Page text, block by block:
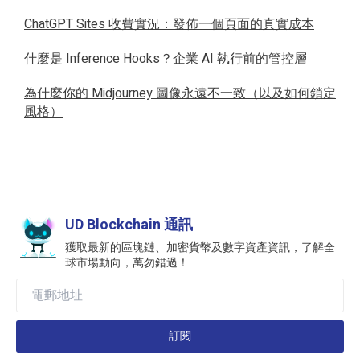
ChatGPT Sites 收費實況：發佈一個頁面的真實成本
什麼是 Inference Hooks？企業 AI 執行前的管控層
為什麼你的 Midjourney 圖像永遠不一致（以及如何鎖定
風格）
UD Blockchain 通訊
獲取最新的區塊鏈、加密貨幣及數字資產資訊，了解全
球市場動向，萬勿錯過！
訂閱